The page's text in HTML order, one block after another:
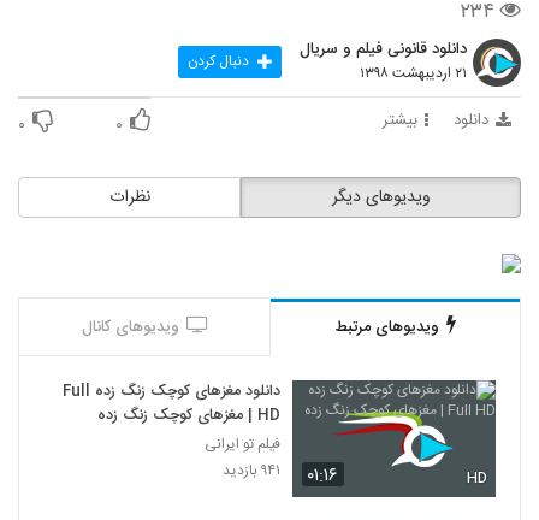
۲۳۴
دانلود قانونی فیلم و سریال
۲۱ اردیبهشت ۱۳۹۸ دنبال کردن
دانلود بیشتر ۰ ۰
نظرات ویدیوهای دیگر
ویدیوهای مرتبط ویدیوهای کانال
۰۱:۱۶ HD
دانلود مغزهای کوچک زنگ زده Full
HD | مغزهای کوچک زنگ زده
فیلم تو ایرانی
۹۴۱ بازدید